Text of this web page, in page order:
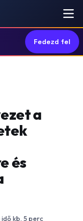
Fedezd fel
a
és
kb. 5 perc